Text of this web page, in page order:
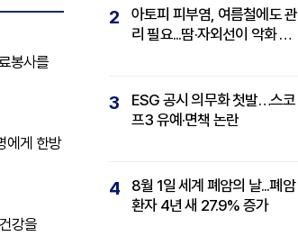
봉사를
에게 한방
강을
2
아토피 피부염, 여름철에도 관
리 필요...땀·자외선이 악화 요
3
ESG 공시 의무화 첫발…스코
프3 유예·면책 논란
4
8월 1일 세계 폐암의 날...폐암
환자 4년 새 27.9% 증가